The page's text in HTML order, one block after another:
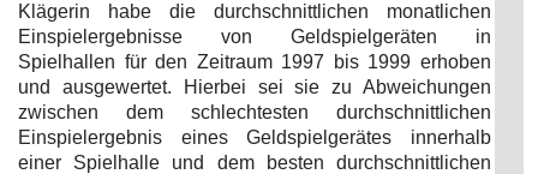
Klägerin habe die durchschnittlichen monatlichen
Einspielergebnisse von Geldspielgeräten in
Spielhallen für den Zeitraum 1997 bis 1999 erhoben
und ausgewertet. Hierbei sei sie zu Abweichungen
zwischen dem schlechtesten durchschnittlichen
Einspielergebnis eines Geldspielgerätes innerhalb
einer Spielhalle und dem besten durchschnittlichen